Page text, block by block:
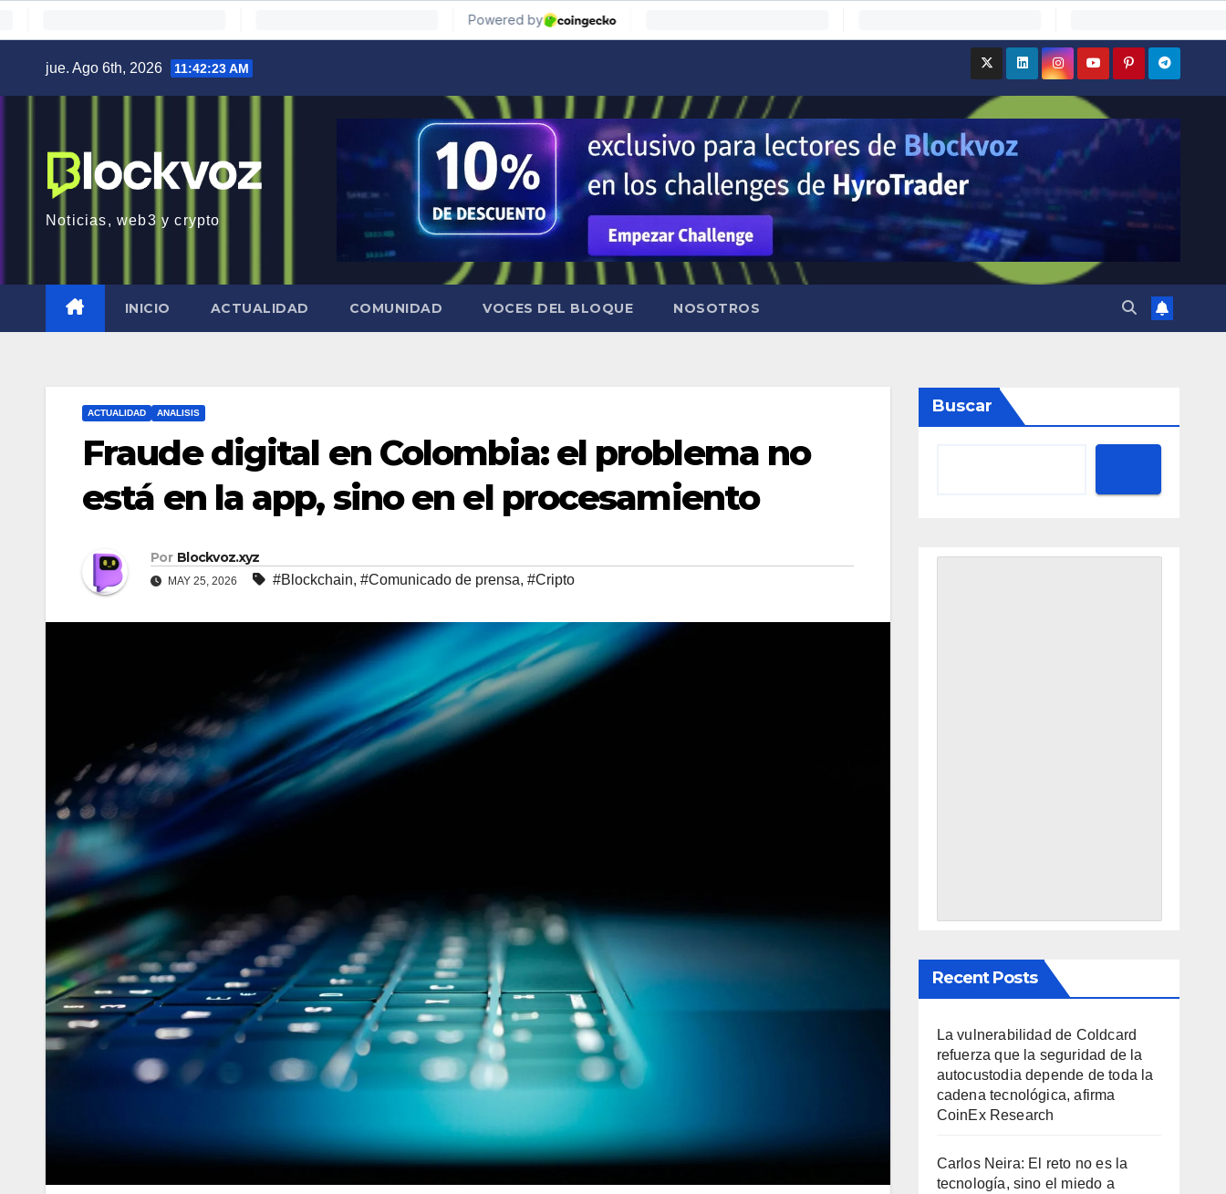
jue. Ago 6th, 2026 11:42:24 AM
Noticias, web3 y crypto
INICIO ACTUALIDAD COMUNIDAD VOCES DEL BLOQUE NOSOTROS
ACTUALIDAD ANALISIS
Fraude digital en Colombia: el problema no
está en la app, sino en el procesamiento
Por Blockvoz.xyz
MAY 25, 2026 #Blockchain, #Comunicado de prensa, #Cripto
Buscar
Recent Posts
La vulnerabilidad de Coldcard
refuerza que la seguridad de la
autocustodia depende de toda la
cadena tecnológica, afirma
CoinEx Research
Carlos Neira: El reto no es la
tecnología, sino el miedo a